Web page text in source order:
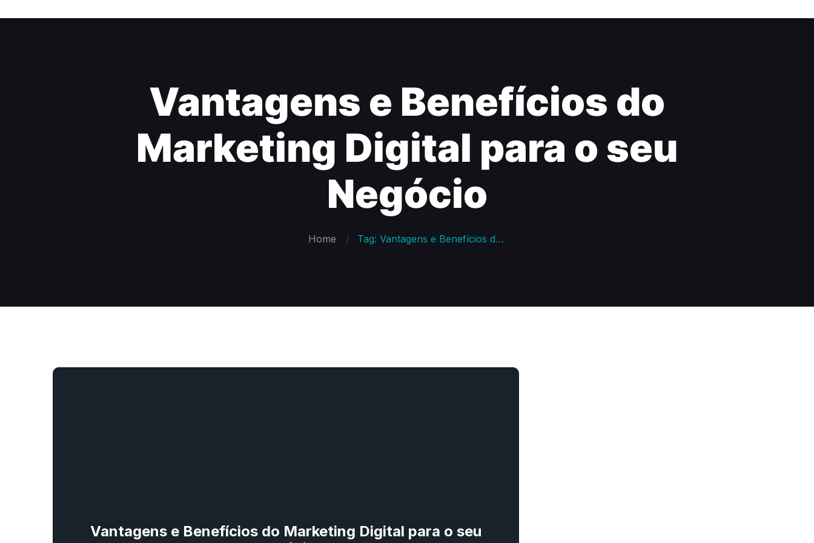
Vantagens e Benefícios do
Marketing Digital para o seu
Negócio
Home Tag: Vantagens e Benefícios do Marketing Digital para o seu Negócio
Vantagens e Benefícios do Marketing Digital para o seu